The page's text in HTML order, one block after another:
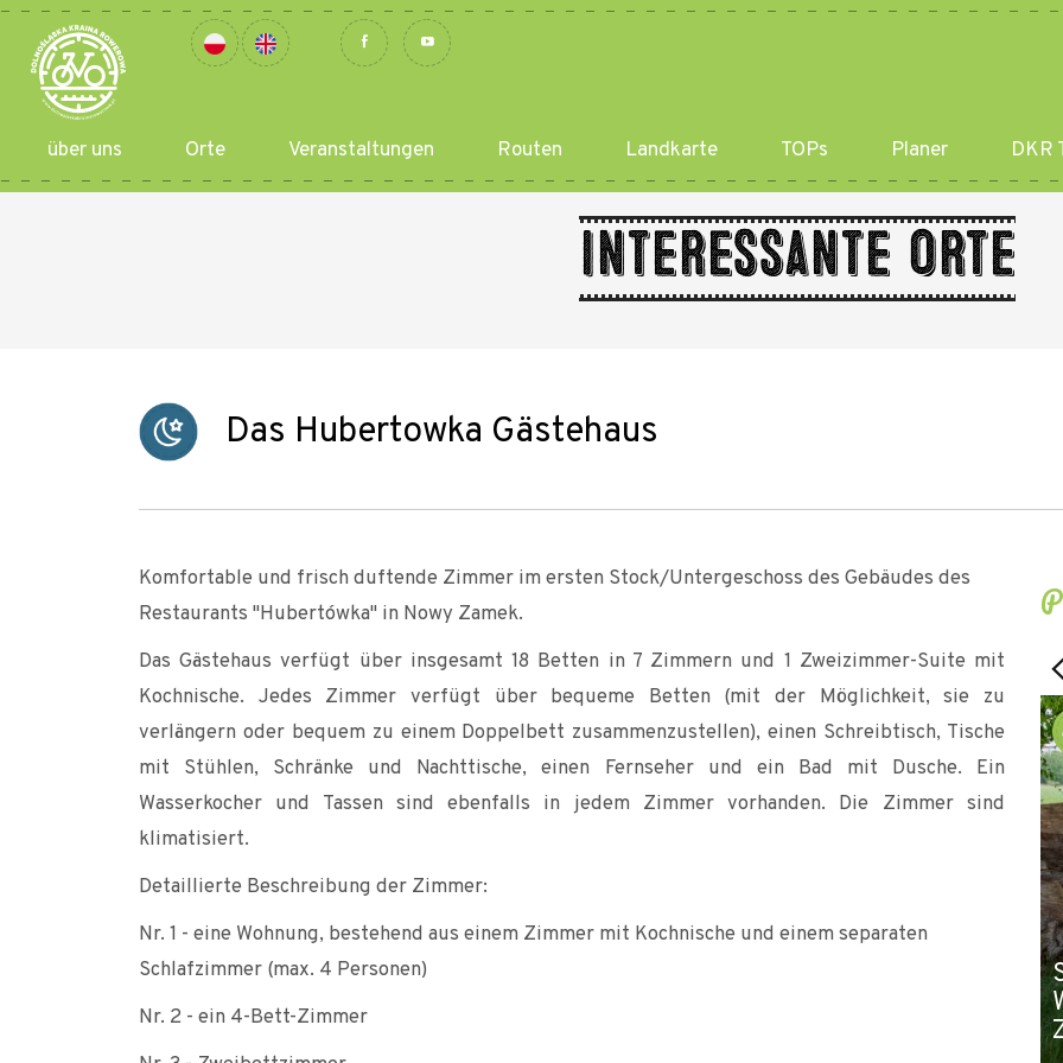
über uns Orte Veranstaltungen Routen Landkarte TOPs Planer DKR
Interessante Orte
Das Hubertowka Gästehaus
Komfortable und frisch duftende Zimmer im ersten Stock/Untergeschoss des Gebäudes des
Restaurants "Hubertówka" in Nowy Zamek.
Das Gästehaus verfügt über insgesamt 18 Betten in 7 Zimmern und 1 Zweizimmer-Suite mit
Kochnische. Jedes Zimmer verfügt über bequeme Betten (mit der Möglichkeit, sie zu
verlängern oder bequem zu einem Doppelbett zusammenzustellen), einen Schreibtisch, Tische
mit Stühlen, Schränke und Nachttische, einen Fernseher und ein Bad mit Dusche. Ein
Wasserkocher und Tassen sind ebenfalls in jedem Zimmer vorhanden. Die Zimmer sind
klimatisiert.
Detaillierte Beschreibung der Zimmer:
Nr. 1 - eine Wohnung, bestehend aus einem Zimmer mit Kochnische und einem separaten
Schlafzimmer (max. 4 Personen)
Nr. 2 - ein 4-Bett-Zimmer